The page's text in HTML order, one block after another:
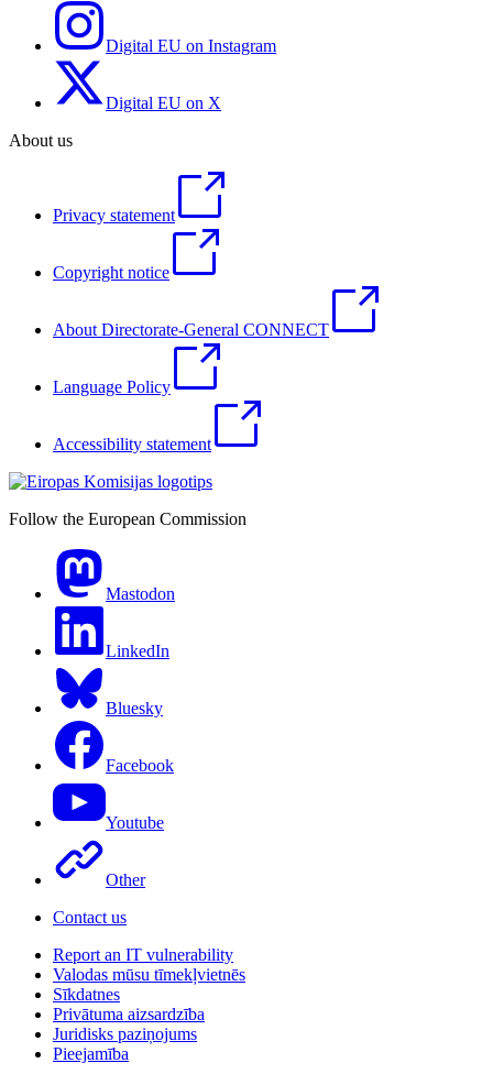
Digital EU on Instagram
Digital EU on X
About us
Privacy statement
Copyright notice
About Directorate-General CONNECT
Language Policy
Accessibility statement
Follow the European Commission
Mastodon
LinkedIn
Bluesky
Facebook
Youtube
Other
Contact us
Report an IT vulnerability
Valodas mūsu tīmekļvietnēs
Sīkdatnes
Privātuma aizsardzība
Juridisks paziņojums
Pieejamība